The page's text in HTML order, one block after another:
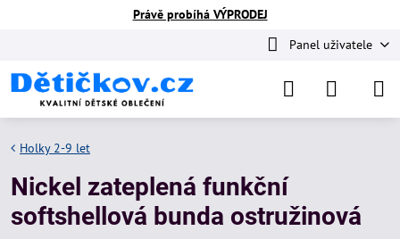
Právě probíhá VÝPRODEJ
Panel uživatele
Holky 2-9 let
Nickel zateplená funkční
softshellová bunda ostružinová